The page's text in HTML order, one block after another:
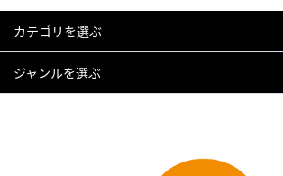
カテゴリを選ぶ
ジャンルを選ぶ